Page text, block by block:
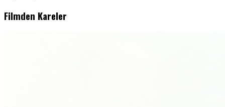
Filmden Kareler